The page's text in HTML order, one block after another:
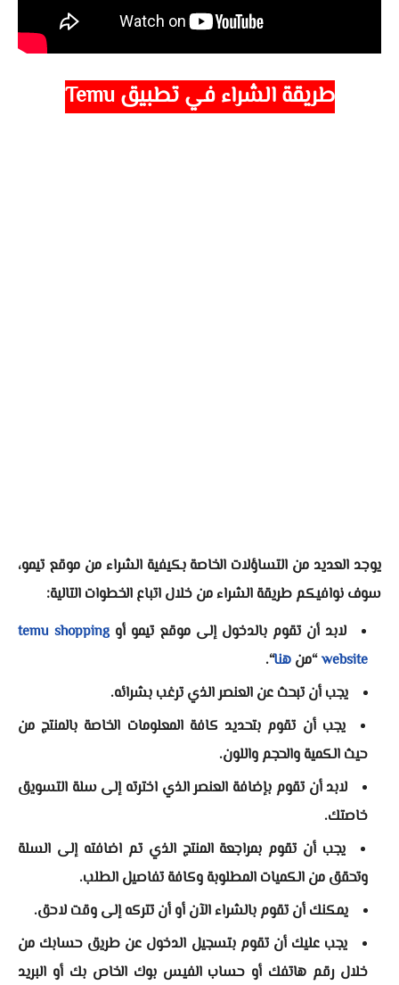
طريقة الشراء في تطبيق Temu
يوجد العديد من التساؤلات الخاصة بكيفية الشراء من موقع تيمو،
سوف نوافيكم طريقة الشراء من خلال اتباع الخطوات التالية:
لابد أن تقوم بالدخول إلى موقع تيمو أو temu shopping
website“من هنا“.
يجب أن تبحث عن العنصر الذي ترغب بشرائه.
يجب أن تقوم بتحديد كافة المعلومات الخاصة بالمنتج من
حيث الكمية والحجم واللون.
لابد أن تقوم بإضافة العنصر الذي اخترته إلى سلة التسويق
خاصتك.
يجب أن تقوم بمراجعة المنتج الذي تم اضافته إلى السلة
وتحقق من الكميات المطلوبة وكافة تفاصيل الطلب.
يمكنك أن تقوم بالشراء الآن أو أن تتركه إلى وقت لاحق.
يجب عليك أن تقوم بتسجيل الدخول عن طريق حسابك من
خلال رقم هاتفك أو حساب الفيس بوك الخاص بك أو البريد